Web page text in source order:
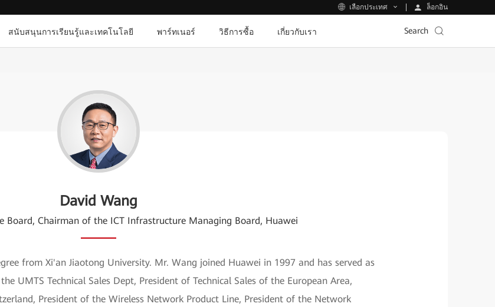
เลือกประเทศ ล็อกอิน
สนับสนุนการเรียนรู้และเทคโนโลยี พาร์ทเนอร์ วิธีการซื้อ เกี่ยวกับเรา Search
David Wang
Board, Chairman of the ICT Infrastructure Managing Board, Huawei
from Xi'an Jiaotong University. Mr. Wang joined Huawei in 1997 and has served as
UMTS Technical Sales Dept, President of Technical Sales of the European Area,
President of the Wireless Network Product Line, President of the Network